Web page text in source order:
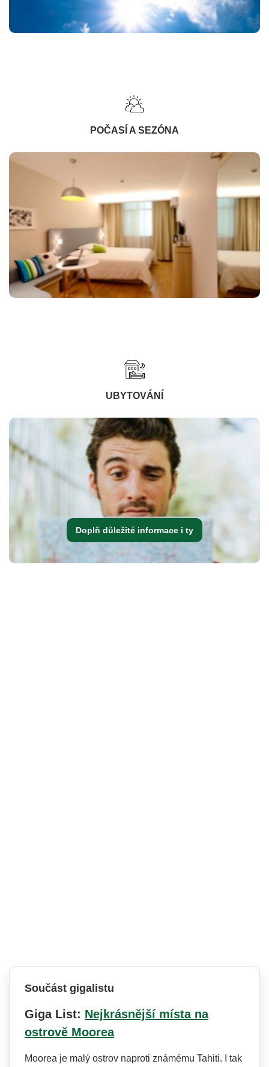
POČASÍ A SEZÓNA
UBYTOVÁNÍ
Doplň důležité informace i ty
Součást gigalistu
Giga List: Nejkrásnější místa na
ostrově Moorea
Moorea je malý ostrov naproti známému Tahiti. I tak